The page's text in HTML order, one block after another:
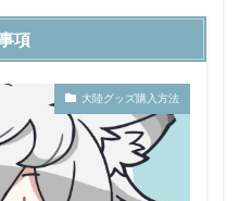
項
大陸グッズ購入方法